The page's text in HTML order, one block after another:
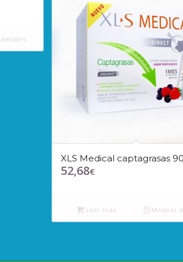
XLS Medical captagrasas
52,68€
Leer más Mostrar